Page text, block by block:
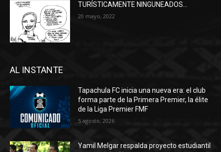
TURÍSTICAMENTE NINGUNEADOS…
20 mayo, 2022
AL INSTANTE
Tapachula FC inicia una nueva era: el club
forma parte de la Primera Premier, la élite
de la Liga Premier FMF
5 agosto, 2026
Yamil Melgar respalda proyecto estudiantil